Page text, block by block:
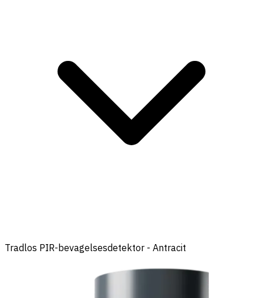
Tradlos PIR-bevagelsesdetektor - Antracit